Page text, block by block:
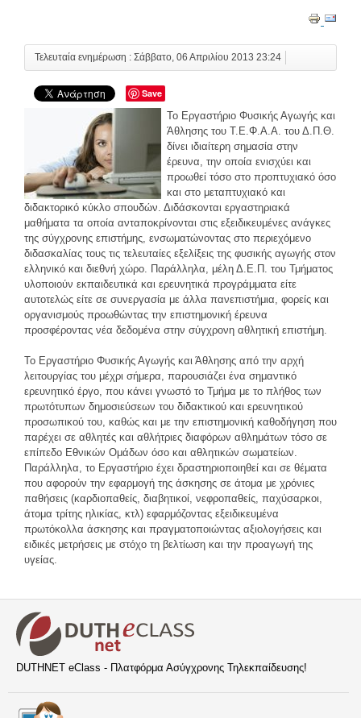
Τελευταία ενημέρωση : Σάββατο, 06 Απριλίου 2013 23:24
Save
Το Εργαστήριο Φυσικής Αγωγής και
Άθλησης του Τ.Ε.Φ.Α.Α. του Δ.Π.Θ.
δίνει ιδιαίτερη σημασία στην
έρευνα, την οποία ενισχύει και
προωθεί τόσο στο προπτυχιακό όσο
και στο μεταπτυχιακό και
διδακτορικό κύκλο σπουδών. Διδάσκονται εργαστηριακά
μαθήματα τα οποία ανταποκρίνονται στις εξειδικευμένες ανάγκες
της σύγχρονης επιστήμης, ενσωματώνοντας στο περιεχόμενο
διδασκαλίας τους τις τελευταίες εξελίξεις της φυσικής αγωγής στον
ελληνικό και διεθνή χώρο. Παράλληλα, μέλη Δ.Ε.Π. του Τμήματος
υλοποιούν εκπαιδευτικά και ερευνητικά προγράμματα είτε
αυτοτελώς είτε σε συνεργασία με άλλα πανεπιστήμια, φορείς και
οργανισμούς προωθώντας την επιστημονική έρευνα
προσφέροντας νέα δεδομένα στην σύγχρονη αθλητική επιστήμη.
Το Εργαστήριο Φυσικής Αγωγής και Άθλησης από την αρχή
λειτουργίας του μέχρι σήμερα, παρουσιάζει ένα σημαντικό
ερευνητικό έργο, που κάνει γνωστό το Τμήμα με το πλήθος των
πρωτότυπων δημοσιεύσεων του διδακτικού και ερευνητικού
προσωπικού του, καθώς και με την επιστημονική καθοδήγηση που
παρέχει σε αθλητές και αθλήτριες διαφόρων αθλημάτων τόσο σε
επίπεδο Εθνικών Ομάδων όσο και αθλητικών σωματείων.
Παράλληλα, το Εργαστήριο έχει δραστηριοποιηθεί και σε θέματα
που αφορούν την εφαρμογή της άσκησης σε άτομα με χρόνιες
παθήσεις (καρδιοπαθείς, διαβητικοί, νεφροπαθείς, παχύσαρκοι,
άτομα τρίτης ηλικίας, κτλ) εφαρμόζοντας εξειδικευμένα
πρωτόκολλα άσκησης και πραγματοποιώντας αξιολογήσεις και
ειδικές μετρήσεις με στόχο τη βελτίωση και την προαγωγή της
υγείας.
DUTHNET eClass - Πλατφόρμα Ασύγχρονης Τηλεκπαίδευσης!